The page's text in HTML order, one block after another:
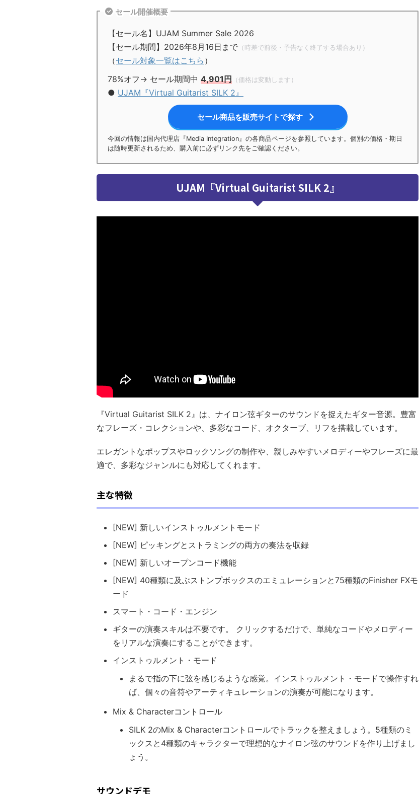
セール開催概要
【セール名】UJAM Summer Sale 2026
【セール期間】2026年8月16日まで （時差で前後・予告なく終了する場合あり）
（セール対象一覧はこちら ）
78%オフ→ セール期間中 4,901円 （価格は変動します）
● UJAM『Virtual Guitarist SILK 2』
セール商品を販売サイトで探す
今回の情報は国内代理店『Media Integration』の各商品ページを参照しています。個別の価格・期日
は随時更新されるため、購入前に必ずリンク先をご確認ください。
UJAM『Virtual Guitarist SILK 2』
『Virtual Guitarist SILK 2』は、ナイロン弦ギターのサウンドを捉えたギター音源。豊富
なフレーズ・コレクションや、多彩なコード、オクターブ、リフを搭載しています。
エレガントなポップスやロックソングの制作や、親しみやすいメロディーやフレーズに最
適で、多彩なジャンルにも対応してくれます。
主な特徴
[NEW] 新しいインストゥルメントモード
[NEW] ピッキングとストラミングの両方の奏法を収録
[NEW] 新しいオープンコード機能
[NEW] 40種類に及ぶストンプボックスのエミュレーションと75種類のFinisher FXモ
ード
スマート・コード・エンジン
ギターの演奏スキルは不要です。 クリックするだけで、単純なコードやメロディー
をリアルな演奏にすることができます。
インストゥルメント・モード
まるで指の下に弦を感じるような感覚。インストゥルメント・モードで操作すれ
ば、個々の音符やアーティキュレーションの演奏が可能になります。
Mix & Characterコントロール
SILK 2のMix & Characterコントロールでトラックを整えましょう。5種類のミ
ックスと4種類のキャラクターで理想的なナイロン弦のサウンドを作り上げまし
ょう。
サウンドデモ